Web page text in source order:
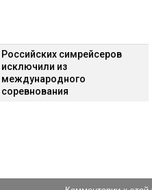
Российских симрейсеров
исключили из
международного
соревнования